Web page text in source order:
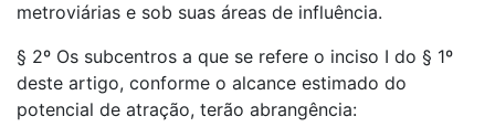
metroviárias e sob suas áreas de influência.
§ 2º Os subcentros a que se refere o inciso I do § 1º
deste artigo, conforme o alcance estimado do
potencial de atração, terão abrangência: